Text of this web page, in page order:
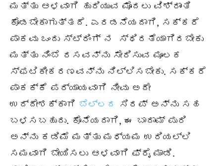
ಮತ್ತು ಆಳವಾಗಿ ಹುರಿಯುವ ಮೊದಲು ವಿಶ್ರಾಂತಿ
ಕೊಡಬೇಕಾಗುತ್ತದೆ. ಎರಡನೆಯದಾಗಿ, ಸಕ್ಕರೆ
ಪಾಕವು ಒಂದು ಸ್ಟ್ರಿಂಗ್ ನ ಸ್ಥಿರತೆಯಾಗಿರಬೇಕು
ಮತ್ತು ನಿಂಬೆ ರಸವನ್ನು ಸೇರಿಸುವ ಮೂಲಕ
ಸ್ಫಟಿಕೀಕರಣವನ್ನು ನಿಲ್ಲಿಸಬೇಕು. ಸಕ್ಕರೆ
ಪಾಕಕ್ಕೆ ಪರ್ಯಾಯವಾಗಿ ನೀವು ಅದೇ
ಉದ್ದೇಶಕ್ಕಾಗಿ ಬೆಲ್ಲದ
ಸಿರಪ್ ಅನ್ನು ಸಹ
ಬಳಸಬಹುದು. ಕೊನೆಯದಾಗಿ, ಈ ಬಾದಾಮ್ ಪುರಿ
ಅನ್ನು ಕಡಿಮೆ ಮತ್ತು ಮಧ್ಯಮ ಉರಿಯಲ್ಲಿ
ಸಮವಾಗಿ ಬೇಯಿಸಲು ಆಳವಾಗಿ ಫ್ರೈ ಮಾಡಿ.